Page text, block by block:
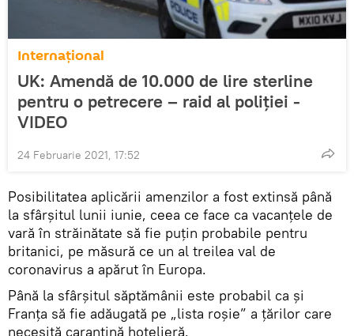
Internaţional
UK: Amendă de 10.000 de lire sterline
pentru o petrecere – raid al poliţiei -
VIDEO
24 Februarie 2021, 17:52
Posibilitatea aplicării amenzilor a fost extinsă până
la sfârșitul lunii iunie, ceea ce face ca vacanțele de
vară în străinătate să fie puţin probabile pentru
britanici, pe măsură ce un al treilea val de
coronavirus a apărut în Europa.
Până la sfârşitul săptămânii este probabil ca şi
Franţa să fie adăugată pe „lista roșie” a țărilor care
necesită carantină hotelieră.